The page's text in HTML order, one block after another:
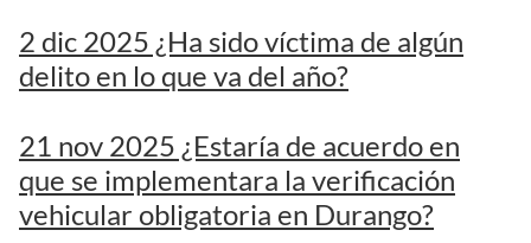
2 dic 2025 ¿Ha sido víctima de algún
delito en lo que va del año?
21 nov 2025 ¿Estaría de acuerdo en
que se implementara la verificación
vehicular obligatoria en Durango?